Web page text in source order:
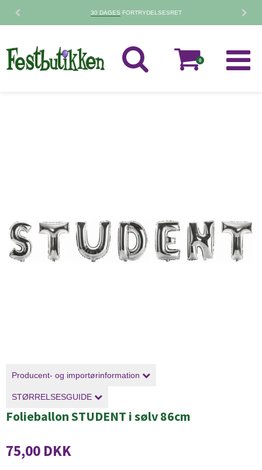
30 DAGES FORTRYDELSESRET
0
Producent- og importørinformation
STØRRELSESGUIDE
Folieballon STUDENT i sølv 86cm
75,00 DKK